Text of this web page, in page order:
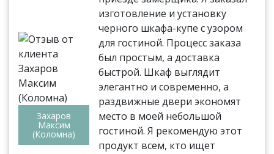
Захаров
Максим
(Коломна)
изготовление и установку
черного шкафа-купе с узором
для гостиной. Процесс заказа
был простым, а доставка
быстрой. Шкаф выглядит
элегантно и современно, а
раздвижные двери экономят
место в моей небольшой
гостиной. Я рекомендую этот
продукт всем, кто ищет